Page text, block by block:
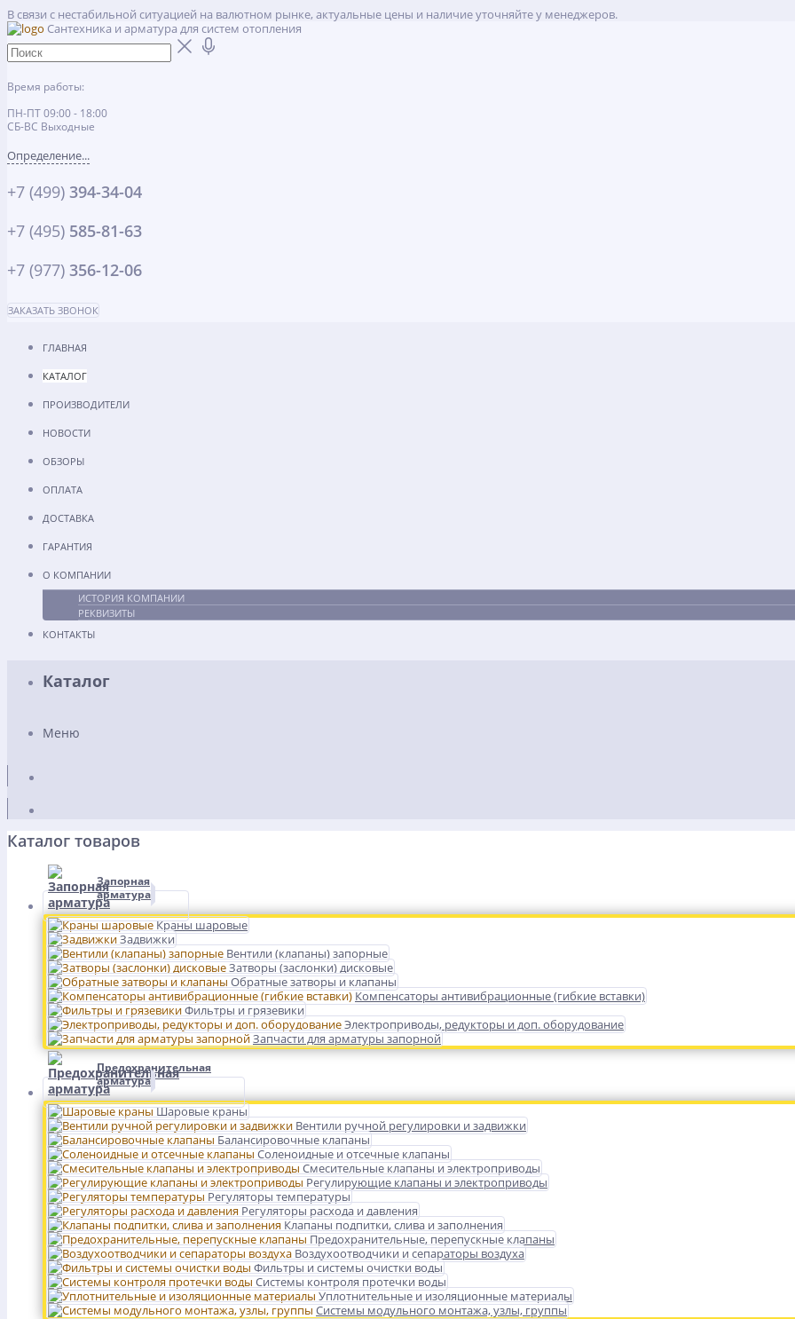
В связи с нестабильной ситуацией на валютном рынке, актуальные цены и наличие уточняйте у менеджеров.
Сантехника и арматура для систем отопления
Время работы:
ПН-ПТ 09:00 - 18:00
СБ-ВС Выходные
Определение...
+7 (499) 394-34-04
+7 (495) 585-81-63
+7 (977) 356-12-06
ЗАКАЗАТЬ ЗВОНОК
ГЛАВНАЯ
КАТАЛОГ
ПРОИЗВОДИТЕЛИ
НОВОСТИ
ОБЗОРЫ
ОПЛАТА
ДОСТАВКА
ГАРАНТИЯ
О КОМПАНИИ
ИСТОРИЯ КОМПАНИИ
РЕКВИЗИТЫ
КОНТАКТЫ
Каталог
Меню
Каталог товаров
Запорная
арматура
Краны шаровые
Задвижки
Вентили (клапаны) запорные
Затворы (заслонки) дисковые
Обратные затворы и клапаны
Компенсаторы антивибрационные (гибкие вставки)
Фильтры и грязевики
Электроприводы, редукторы и доп. оборудование
Запчасти для арматуры запорной
Предохранительная
арматура
Шаровые краны
Вентили ручной регулировки и задвижки
Балансировочные клапаны
Соленоидные и отсечные клапаны
Смесительные клапаны и электроприводы
Регулирующие клапаны и электроприводы
Регуляторы температуры
Регуляторы расхода и давления
Клапаны подпитки, слива и заполнения
Предохранительные, перепускные клапаны
Воздухоотводчики и сепараторы воздуха
Фильтры и системы очистки воды
Системы контроля протечки воды
Уплотнительные и изоляционные материалы
Системы модульного монтажа, узлы, группы